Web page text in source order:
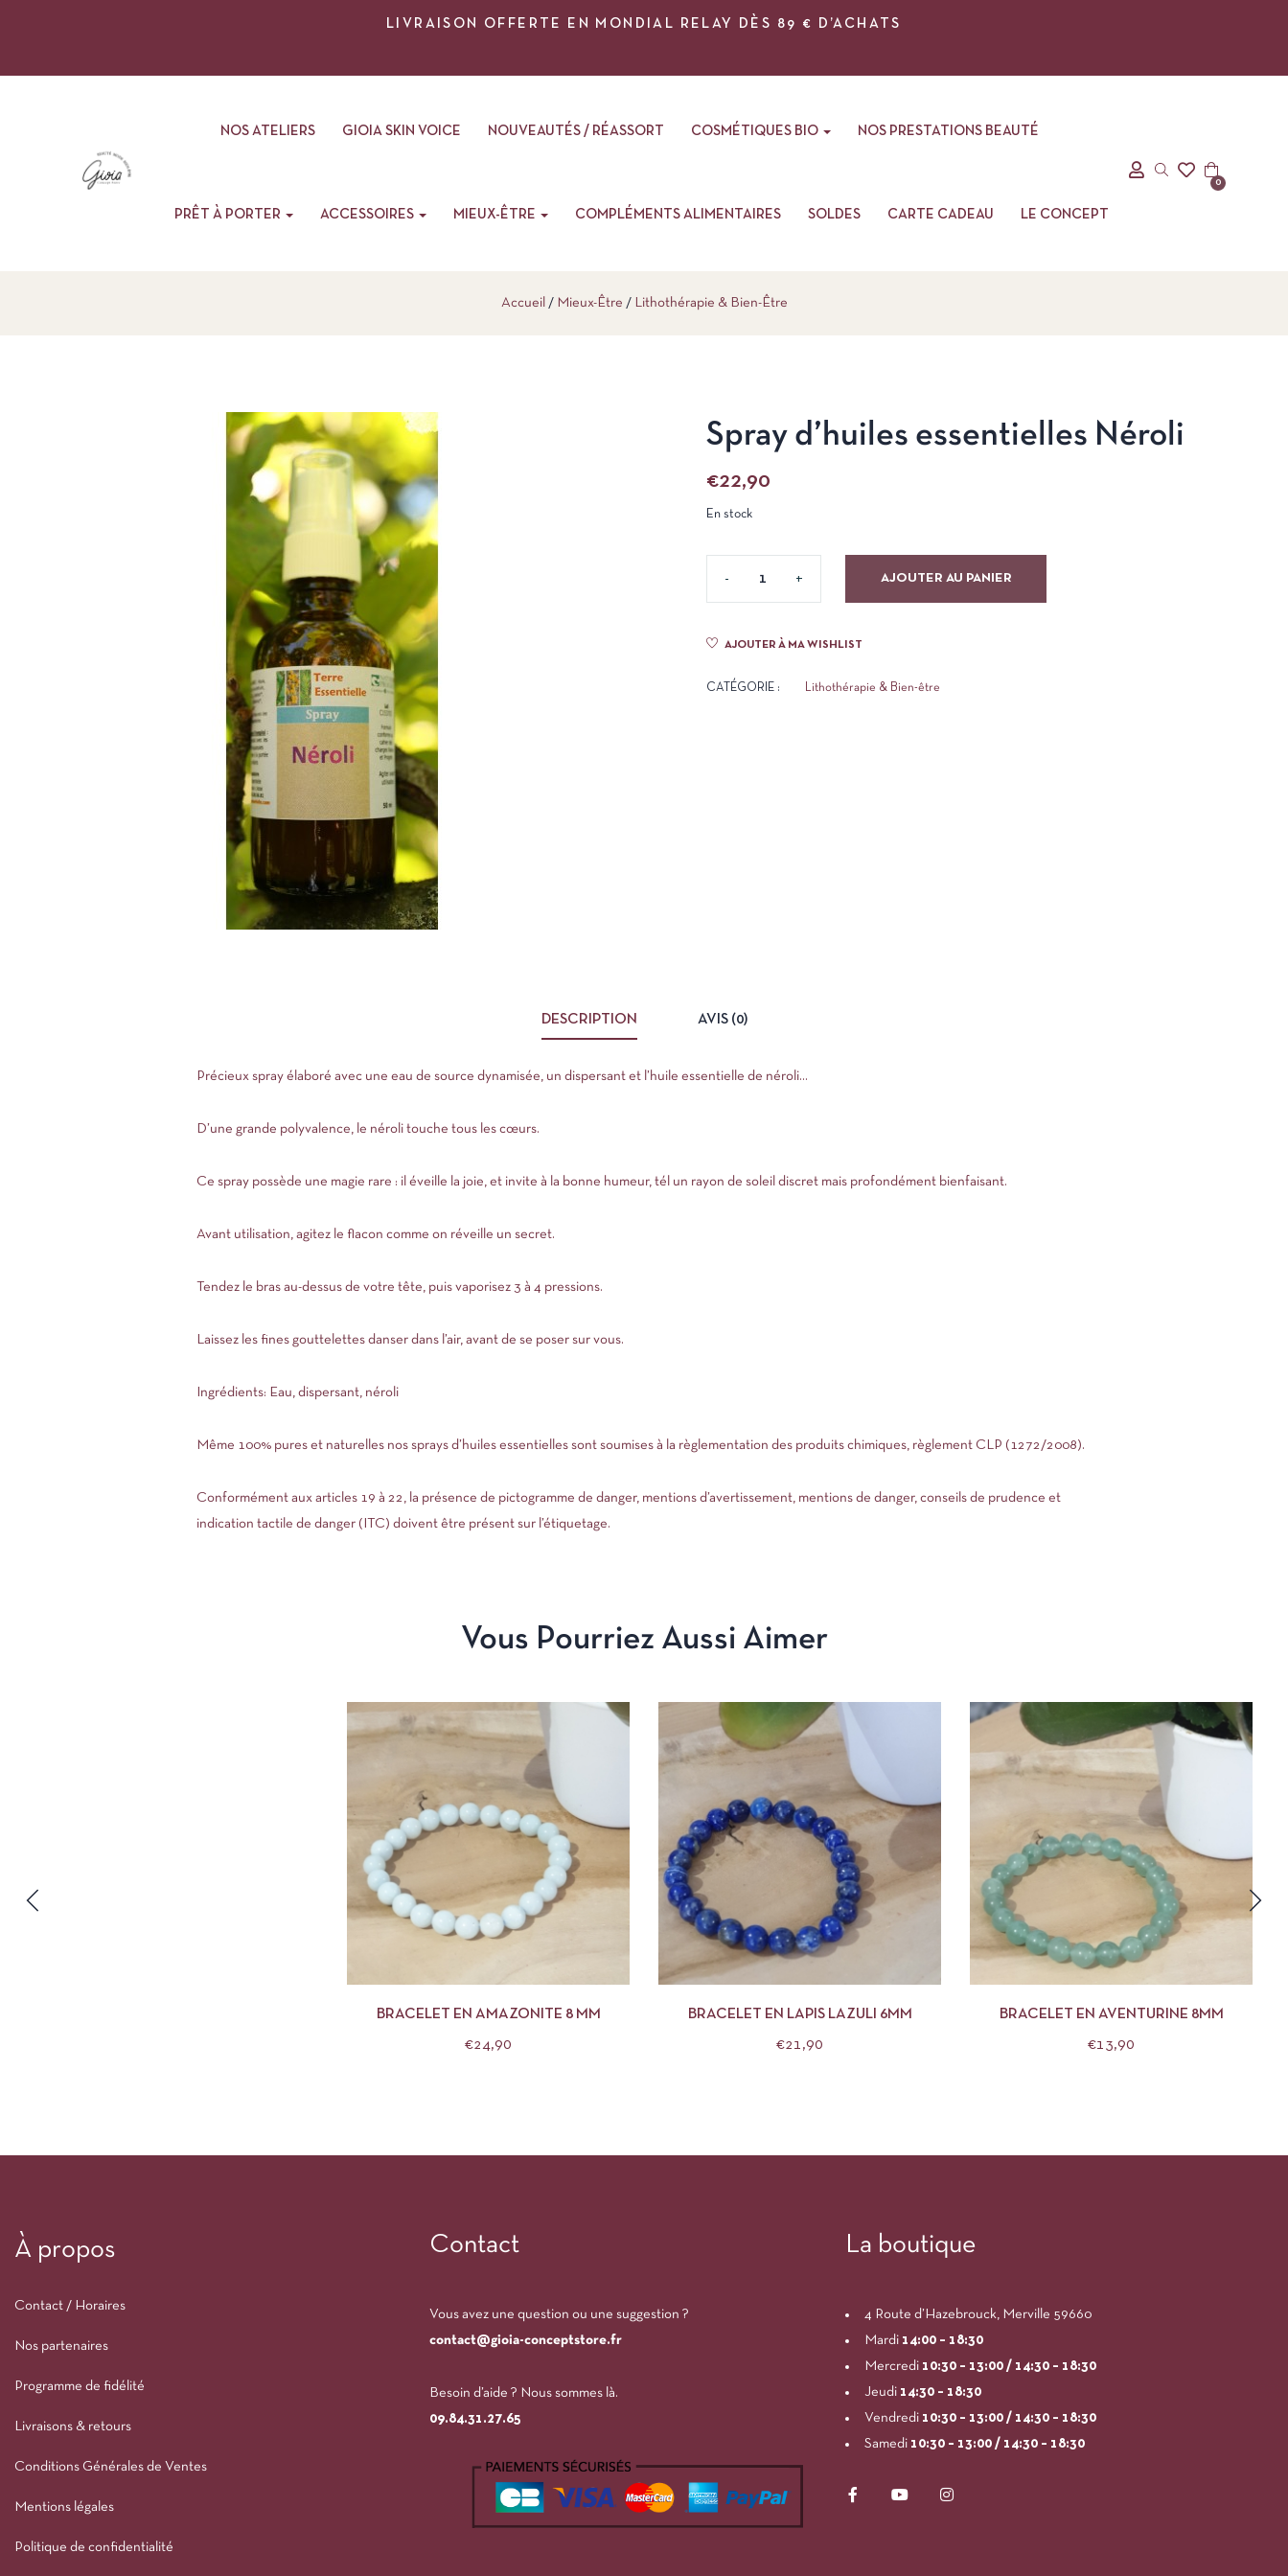
LIVRAISON OFFERTE EN MONDIAL RELAY DÈS 89 € D’ACHATS
NOS ATELIERS GIOIA SKIN VOICE NOUVEAUTÉS / RÉASSORT COSMÉTIQUES BIO NOS PRESTATIONS BEAUTÉ
PRÊT À PORTER ACCESSOIRES MIEUX-ÊTRE COMPLÉMENTS ALIMENTAIRES SOLDES CARTE CADEAU LE CONCEPT
0
Accueil Mieux-Être Lithothérapie & Bien-Être
Spray d’huiles essentielles Néroli
€22,90
En stock
AJOUTER AU PANIER
AJOUTER À MA WISHLIST
CATÉGORIE : Lithothérapie & Bien-être
DESCRIPTION AVIS (0)
Précieux spray élaboré avec une eau de source dynamisée, un dispersant et l’huile essentielle de néroli…
D’une grande polyvalence, le néroli touche tous les cœurs.
Ce spray possède une magie rare : il éveille la joie, et invite à la bonne humeur, tél un rayon de soleil discret mais profondément bienfaisant.
Avant utilisation, agitez le flacon comme on réveille un secret.
Tendez le bras au-dessus de votre tête, puis vaporisez 3 à 4 pressions.
Laissez les fines gouttelettes danser dans l’air, avant de se poser sur vous.
Ingrédients: Eau, dispersant, néroli
Même 100% pures et naturelles nos sprays d’huiles essentielles sont soumises à la règlementation des produits chimiques, règlement CLP (1272/2008).
Conformément aux articles 19 à 22, la présence de pictogramme de danger, mentions d’avertissement, mentions de danger, conseils de prudence et
indication tactile de danger (ITC) doivent être présent sur l’étiquetage.
Vous Pourriez Aussi Aimer
BRACELET EN AMAZONITE 8 MM
€24,90
APERÇU
BRACELET EN LAPIS LAZULI 6MM
€21,90
APERÇU AJOUTER AU PANIER
BRACELET EN AVENTURINE 8MM
€13,90
À propos
Contact / Horaires
Nos partenaires
Programme de fidélité
Livraisons & retours
Conditions Générales de Ventes
Mentions légales
Politique de confidentialité
Contact
Vous avez une question ou une suggestion ?
contact@gioia-conceptstore.fr
Besoin d’aide ? Nous sommes là.
09.84.31.27.65
La boutique
4 Route d’Hazebrouck, Merville 59660
Mardi 14:00– 18:30
Mercredi 10:30 – 13:00 / 14:30 – 18:30
Jeudi 14:30 – 18:30
Vendredi10:30 – 13:00 / 14:30 – 18:30
Samedi 10:30 – 13:00 / 14:30 – 18:30